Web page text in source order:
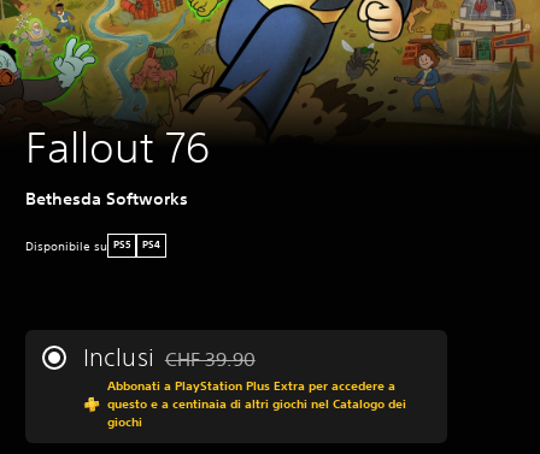
Fallout 76
Bethesda Softworks
Disponibile su PS5 PS4
Inclusi Scontato dal prezzo originale di CHF 39.90
CHF 39.90
Abbonati a PlayStation Plus Extra per accedere a
questo e a centinaia di altri giochi nel Catalogo dei
giochi